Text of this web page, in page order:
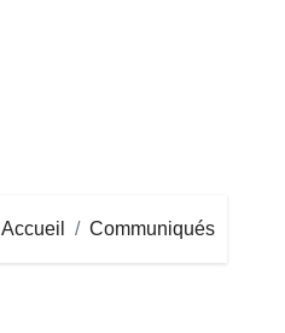
Accueil Communiqués